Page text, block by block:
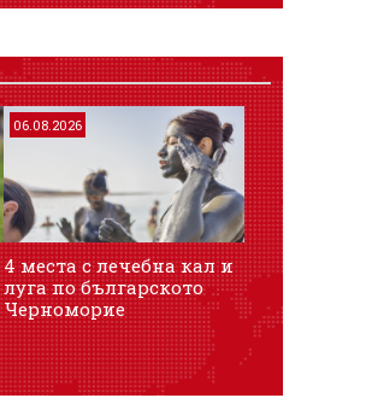
06.08.2026
4 места с лечебна кал и
луга по българското
Черноморие